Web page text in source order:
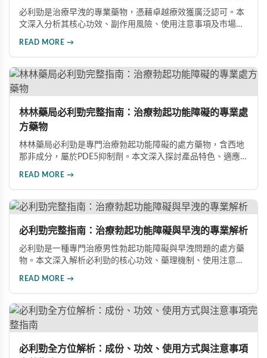
必利勁是治療早洩的專業藥物，憑藉卓越療效獲廣泛認可。本
文深入分析其核心功效、副作用風險、使用注意事項及市場發
READ MORE →
林林藥局必利勁完整指南：治療勃起功能障礙的專業處
方藥物
林林藥局必利勁是專門治療勃起功能障礙的處方藥物，含西地
那非成分，屬於PDE5抑制劑。本文深入探討產品特色、適應
READ MORE →
必利勁完整指南：治療勃起功能障礙與早洩的專業解析
必利勁是一種專門治療男性勃起功能障礙與早洩問題的處方藥
物。本文深入解析必利勁的核心功效、藥理機制、使用注意事
READ MORE →
必利勁全方位解析：成份、功效、使用方式與注意事項